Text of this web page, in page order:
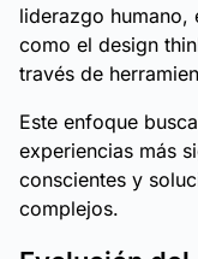
liderazgo humano,
como el design
través de
Este enfoque
experiencias más
conscientes y
complejos.